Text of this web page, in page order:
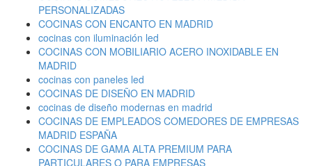
PERSONALIZADAS
COCINAS CON ENCANTO EN MADRID
cocinas con iluminación led
COCINAS CON MOBILIARIO ACERO INOXIDABLE EN
MADRID
cocinas con paneles led
COCINAS DE DISEÑO EN MADRID
cocinas de diseño modernas en madrid
COCINAS DE EMPLEADOS COMEDORES DE EMPRESAS
MADRID ESPAÑA
COCINAS DE GAMA ALTA PREMIUM PARA
PARTICULARES O PARA EMPRESAS